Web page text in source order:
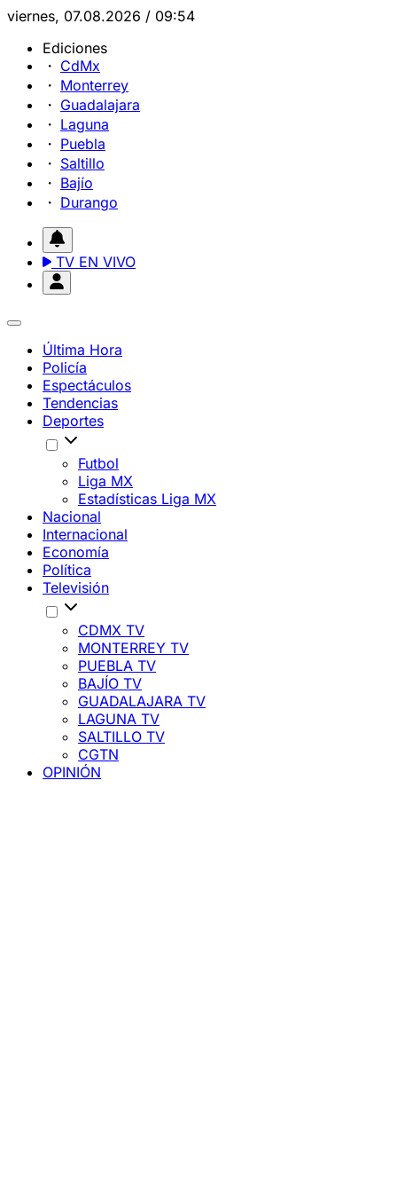
viernes, 07.08.2026 / 09:54
Ediciones
CdMx
Monterrey
Guadalajara
Laguna
Puebla
Saltillo
Bajío
Durango
TV EN VIVO
Última Hora
Policía
Espectáculos
Tendencias
Deportes
Futbol
Liga MX
Estadísticas Liga MX
Nacional
Internacional
Economía
Política
Televisión
CDMX TV
MONTERREY TV
PUEBLA TV
BAJÍO TV
GUADALAJARA TV
LAGUNA TV
SALTILLO TV
CGTN
OPINIÓN